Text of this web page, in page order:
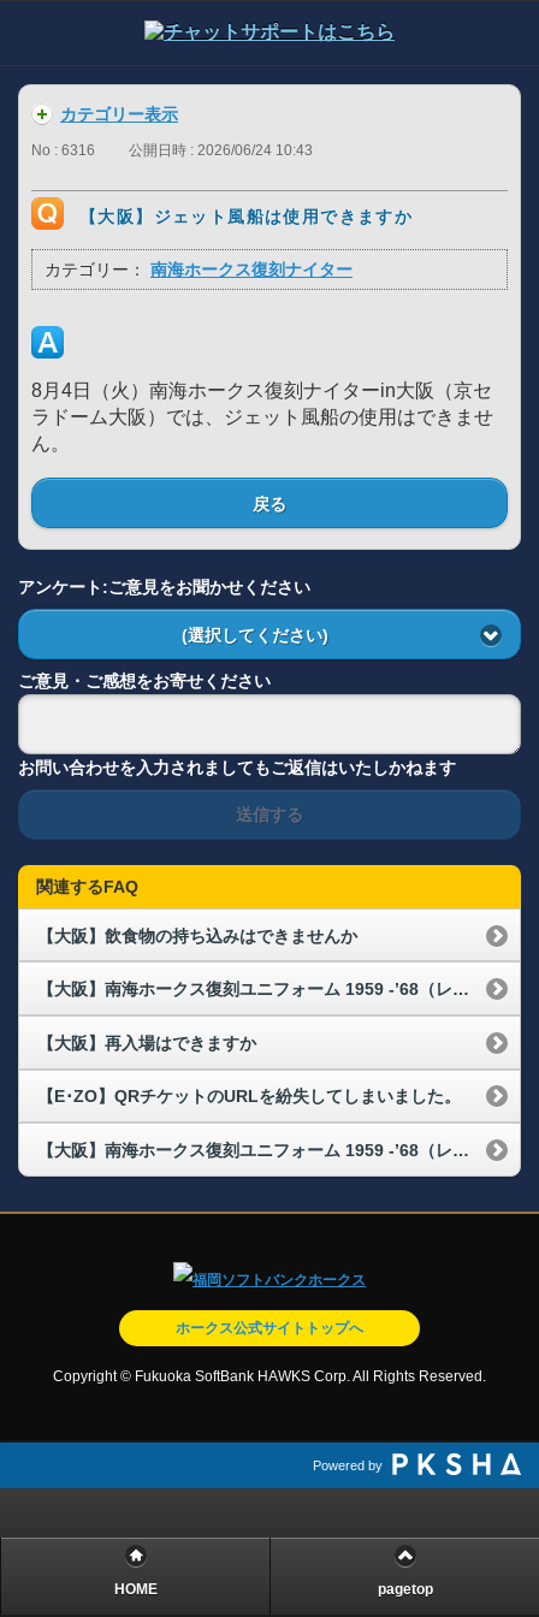
カテゴリー表示
No : 6316 公開日時 : 2026/06/24 10:43
【大阪】ジェット風船は使用できますか
カテゴリー： 南海ホークス復刻ナイター
8月4日（火）南海ホークス復刻ナイターin大阪（京セ
ラドーム大阪）では、ジェット風船の使用はできませ
ん。
戻る
アンケート:ご意見をお聞かせください
(選択してください)
ご意見・ご感想をお寄せください
お問い合わせを入力されましてもご返信はいたしかねます
送信する
関連するFAQ
【大阪】飲食物の持ち込みはできませんか
【大阪】南海ホークス復刻ユニフォーム 1959 -’68（レプリカ）の配布場所・配布時間が知りたい
【大阪】再入場はできますか
【E･ZO】QRチケットのURLを紛失してしまいました。
【大阪】南海ホークス復刻ユニフォーム 1959 -’68（レプリカ）の3XLサイズ引換券、キッズサイズ（120cm）引換券はどこで購入できますか
ホークス公式サイトトップへ
Copyright © Fukuoka SoftBank HAWKS Corp. All Rights Reserved.
Powered by
HOME pagetop